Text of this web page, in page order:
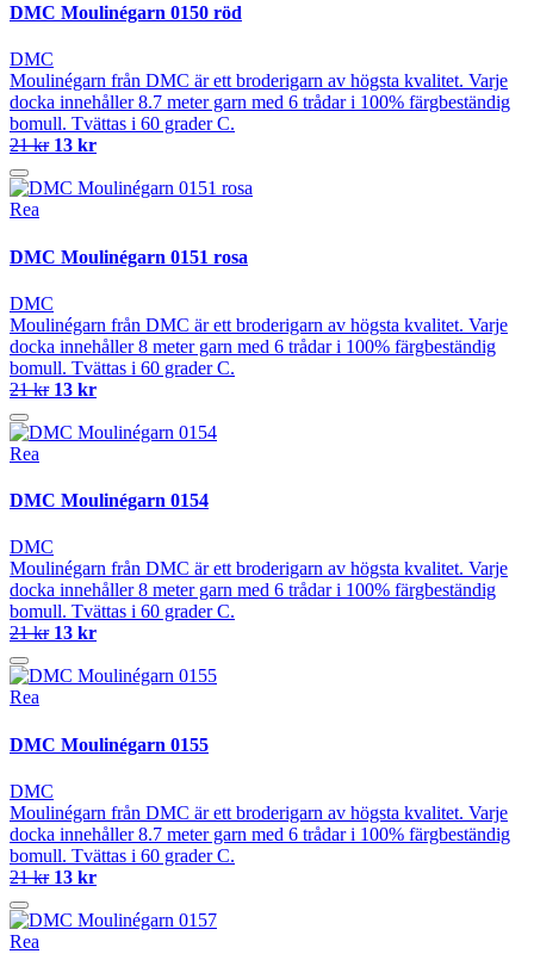
DMC Moulinégarn 0150 röd
DMC
Moulinégarn från DMC är ett broderigarn av högsta kvalitet. Varje
docka innehåller 8.7 meter garn med 6 trådar i 100% färgbeständig
bomull. Tvättas i 60 grader C.
21 kr 13 kr
Rea
DMC Moulinégarn 0151 rosa
DMC
Moulinégarn från DMC är ett broderigarn av högsta kvalitet. Varje
docka innehåller 8 meter garn med 6 trådar i 100% färgbeständig
bomull. Tvättas i 60 grader C.
21 kr 13 kr
Rea
DMC Moulinégarn 0154
DMC
Moulinégarn från DMC är ett broderigarn av högsta kvalitet. Varje
docka innehåller 8 meter garn med 6 trådar i 100% färgbeständig
bomull. Tvättas i 60 grader C.
21 kr 13 kr
Rea
DMC Moulinégarn 0155
DMC
Moulinégarn från DMC är ett broderigarn av högsta kvalitet. Varje
docka innehåller 8.7 meter garn med 6 trådar i 100% färgbeständig
bomull. Tvättas i 60 grader C.
21 kr 13 kr
Rea